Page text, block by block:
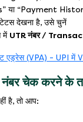
या “Payment
देखना है, उसे चुनें
में UTR नंबर /
एड्रेस (VPA) - UPI में
चेक करने के
है, तो आप: